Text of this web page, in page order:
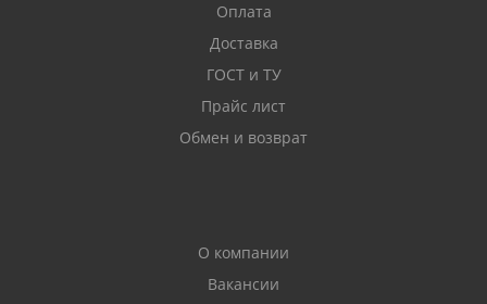
Оплата
Доставка
ГОСТ и ТУ
Прайс лист
Обмен и возврат
О компании
Вакансии